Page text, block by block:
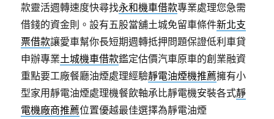
款靈活週轉速度快尋找永和機車借款專業處理您急需
借錢的資金則。設有五股當舖土城免留車條件新北支
票借款讓愛車幫你長短期週轉抵押問題保證低利車貸
申辦專業土城機車借款鑑定估價汽車原車的創業融資
重點要工廠餐廳油煙處理經驗靜電油煙機推薦擁有小
型家用靜電油煙處理機餐飲軸承比靜電機安裝各式靜
電機廠商推薦位置優越最佳選擇為靜電油煙